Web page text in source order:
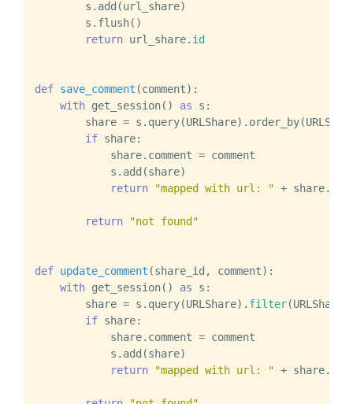
        s.add(url_share)
        s.flush()
return url_share. id
def save_comment (comment):
with get_session() as s:
share =
if share:
            share.comment = comment
            s.add(share)
return
"mapped with url: " + share.url
return "not found"
def update_comment (share_id, comment):
with get_session() as s:
        share = s.query(URLShare).
filter(URLShare.
if share:
            share.comment = comment
            s.add(share)
return
"mapped with url: " + share.url